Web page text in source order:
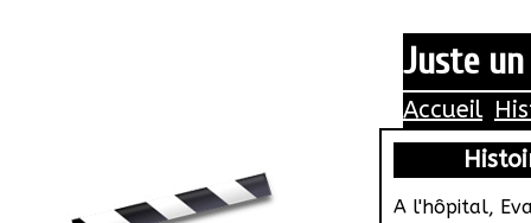
Juste
Accueil
A l'hôpital,